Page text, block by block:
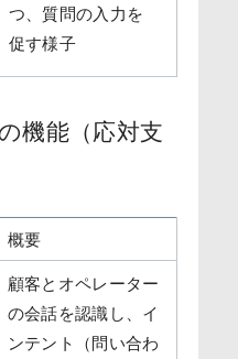
つ、質問の入力を
促す様子
機能（応対支
概要
顧客とオペレーター
の会話を認識し、イ
ンテント（問い合わ